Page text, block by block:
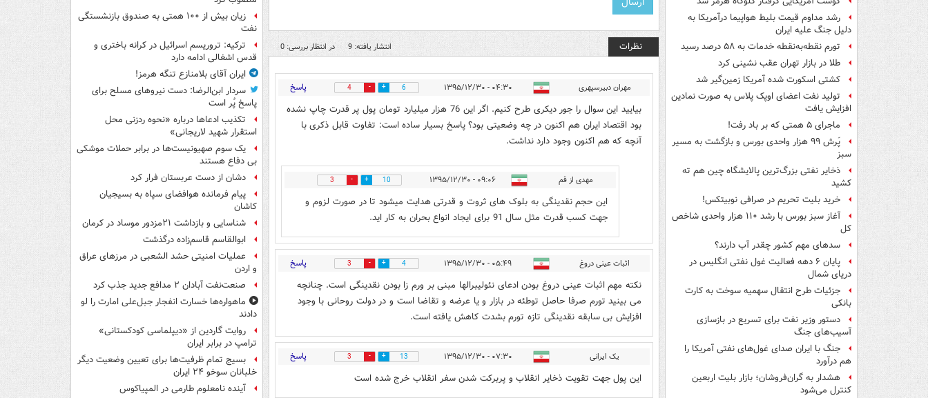
رشد مداوم قیمت بلیط هواپیما درآمریکا به
دلیل جنگ علیه ایران
تورم نقطه‌به‌نقطه خدمات به ۵۸ درصد رسید
طلا در بازار تهران عقب نشینی کرد
کشتی اسکورت شده آمریکا زمین‌گیر شد
تولید نفت اعضای اوپک پلاس به صورت نمادین
افزایش یافت
ماجرای ۵ همتی که بر باد رفت!
پَرش ۹۹ هزار واحدی بورس و بازگشت به مسیر
سبز
ذخایر نفتی بزرگ‌ترین پالایشگاه چین هم ته
کشید
خرید بلیت تحریم در صرافی نوبیتکس!
آغاز سبز بورس با رشد ۱۱۰ هزار واحدی شاخص
کل
سدهای مهم کشور چقدر آب دارند؟
پایان ۶ دهه فعالیت غول نفتی انگلیس در
دریای شمال
جزئیات طرح انتقال سهمیه سوخت به کارت
بانکی
دستور وزیر نفت برای تسریع در بازسازی
آسیب‌های جنگ
جنگ با ایران صدای غول‌های نفتی آمریکا را
هم درآورد
هشدار به گران‌فروشان؛ بازار بلیت اربعین
کنترل می‌شود
نظرات انتشار یافته: 9 در انتظار بررسی: 0
مهران دبیرسپهری ۰۴:۳۰ - ۱۳۹۵/۱۲/۳۰ 6
4 پاسخ
بیایید این سوال را جور دیکری طرح کنیم. اگر این 76 هزار میلیارد تومان پول پر قدرت چاپ نشده
بود اقتصاد ایران هم اکنون در چه وضعیتی بود؟ پاسخ بسیار ساده است: تفاوت قابل ذکری با
آنچه که هم اکنون وجود دارد نداشت.
مهدی از قم ۰۹:۰۶ - ۱۳۹۵/۱۲/۳۰ 10
3
این حجم نقدینگی به بلوک های ثروت و قدرتی هدایت میشود تا در صورت لزوم و
جهت کسب قدرت مثل سال 91 برای ایجاد انواع بحران به کار اید.
اثبات عینی دروغ ۰۵:۴۹ - ۱۳۹۵/۱۲/۳۰ 4
3 پاسخ
نکته مهم اثبات عینی دروغ بودن ادعای نئولیبرالها مبنی بر ورم زا بودن نقدینگی است. چنانچه
می بینید تورم صرفا حاصل توطئه در بازار و یا عرضه و تقاضا است و در دولت روحانی با وجود
افزایش بی سابقه نقدینگی تازه تورم بشدت کاهش یافته است.
یک ایرانی ۰۷:۳۰ - ۱۳۹۵/۱۲/۳۰ 13
3 پاسخ
این پول جهت تقویت ذخایر انقلاب و پربرکت شدن سفر انقلاب خرج شده است
زیان بیش از ۱۰۰ همتی به صندوق‌ بازنشستگی
نفت
ترکیه: تروریسم اسرائیل در کرانه باختری و
قدس اشغالی ادامه دارد
ایران آقای بلامنازع تنگه هرمز!
سردار ابن‌الرضا: دست نیروهای مسلح برای
پاسخ پُر است
تکذیب ادعاها درباره «نحوه ردزنی محل
استقرار شهید لاریجانی»
یک‌ سوم صهیونیست‌ها در برابر حملات موشکی
بی دفاع هستند
دشان از دست عربستان فرار کرد
پیام فرمانده هوافضای سپاه به بسیجیان
کاشان
شناسایی و بازداشت ۲۱مزدور موساد در کرمان
ابوالقاسم قاسم‌زاده درگذشت
عملیات امنیتی حشد الشعبی در مرزهای عراق
و اردن
صنعت‌نفت آبادان ۲ مدافع جدید جذب کرد
ماهواره‌ها خسارت انفجار جبل‌علی امارت را لو
دادند
روایت گاردین از «دیپلماسی کودکستانی»
ترامپ در برابر ایران
بسیج تمام ظرفیت‌ها برای تعیین وضعیت دیگر
خلبانان سوخو ۲۴ ایران
آینده نامعلوم طارمی در المپیاکوس